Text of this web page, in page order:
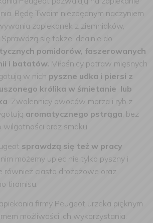
Będę Twoim niezbędnym naczyniem
zapiekanek z ziemniaków,
się także idealnie do
pomidorów, faszerowanych
i batatów. Miłośnicy potraw mięsnych
w nich pyszne udka i piersi z
królika w śmietanie lub
. Zwolennicy owoców morza i ryb z
aromatycznego pstrąga, bez
oraz smaku.
sprawdzą się też w pracy
możemy upiec nie tylko pyszny i
również ciasto drożdżowe oraz
tiramisu.
firmy Peugeot urzeka pięknym
możliwości ich wykorzystania.